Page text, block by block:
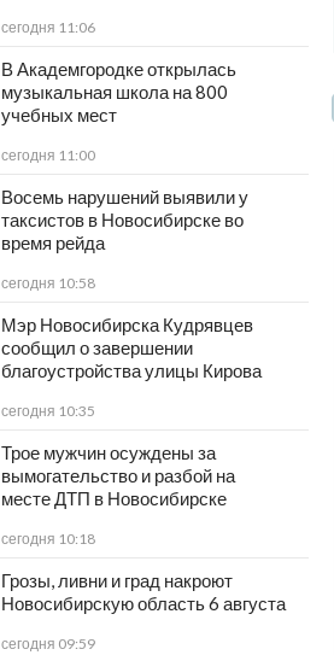
сегодня 11:06
В Академгородке открылась
музыкальная школа на 800
учебных мест
сегодня 11:00
Восемь нарушений выявили у
таксистов в Новосибирске во
время рейда
сегодня 10:58
Мэр Новосибирска Кудрявцев
сообщил о завершении
благоустройства улицы Кирова
сегодня 10:35
Трое мужчин осуждены за
вымогательство и разбой на
месте ДТП в Новосибирске
сегодня 10:18
Грозы, ливни и град накроют
Новосибирскую область 6 августа
сегодня 09:59